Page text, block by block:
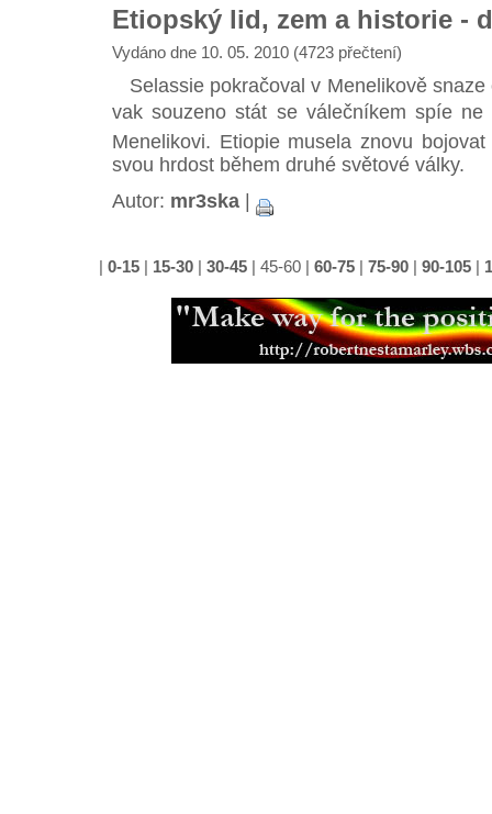
Etiopský lid, zem a historie -
Vydáno dne 10. 05. 2010 (4723 přečtení)
Selassie pokračoval v Menelikově
vak souzeno stát se válečníkem spíe
Menelikovi. Etiopie musela znovu
svou hrdost během druhé světové války.
Autor: mr3ska |
| 0-15 | 15-30 | 30-45 | 45-60 | 60-75 | 75-90 | 90-105 |